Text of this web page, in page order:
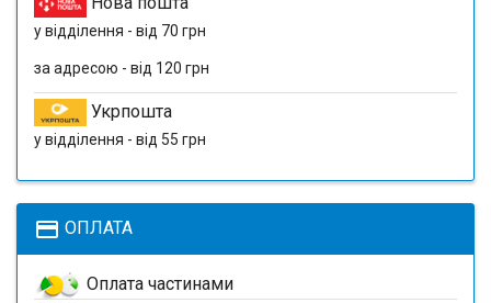
у відділення - від 70 грн
за адресою - від 120 грн
Укрпошта
у відділення - від 55 грн
payment ОПЛАТА
Оплата частинами